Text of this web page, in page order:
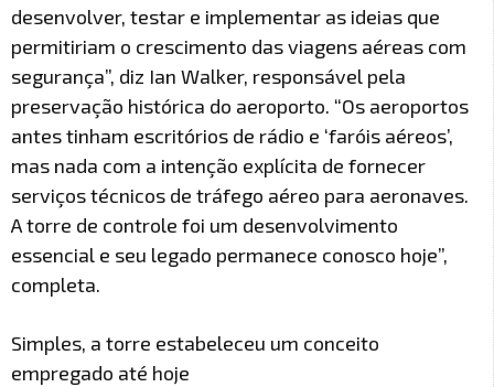
desenvolver, testar e implementar as ideias que
permitiriam o crescimento das viagens aéreas com
segurança”, diz Ian Walker, responsável pela
preservação histórica do aeroporto. “Os aeroportos
antes tinham escritórios de rádio e ‘faróis aéreos’,
mas nada com a intenção explícita de fornecer
serviços técnicos de tráfego aéreo para aeronaves.
A torre de controle foi um desenvolvimento
essencial e seu legado permanece conosco hoje”,
completa.
Simples, a torre estabeleceu um conceito
empregado até hoje